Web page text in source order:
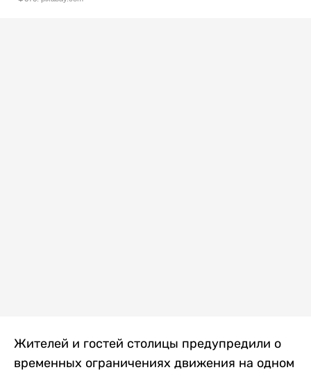
Жителей и гостей столицы предупредили о
временных ограничениях движения на одном